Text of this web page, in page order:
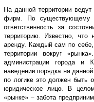
На данной территории
фирм. По существующему
ответственность за
территорию. Известно,
аренду. Каждый сам по
территории вокруг
администрации города и
наведении порядка на
по логике это должен быть
юридическое лицо. В
«рынке» – забота